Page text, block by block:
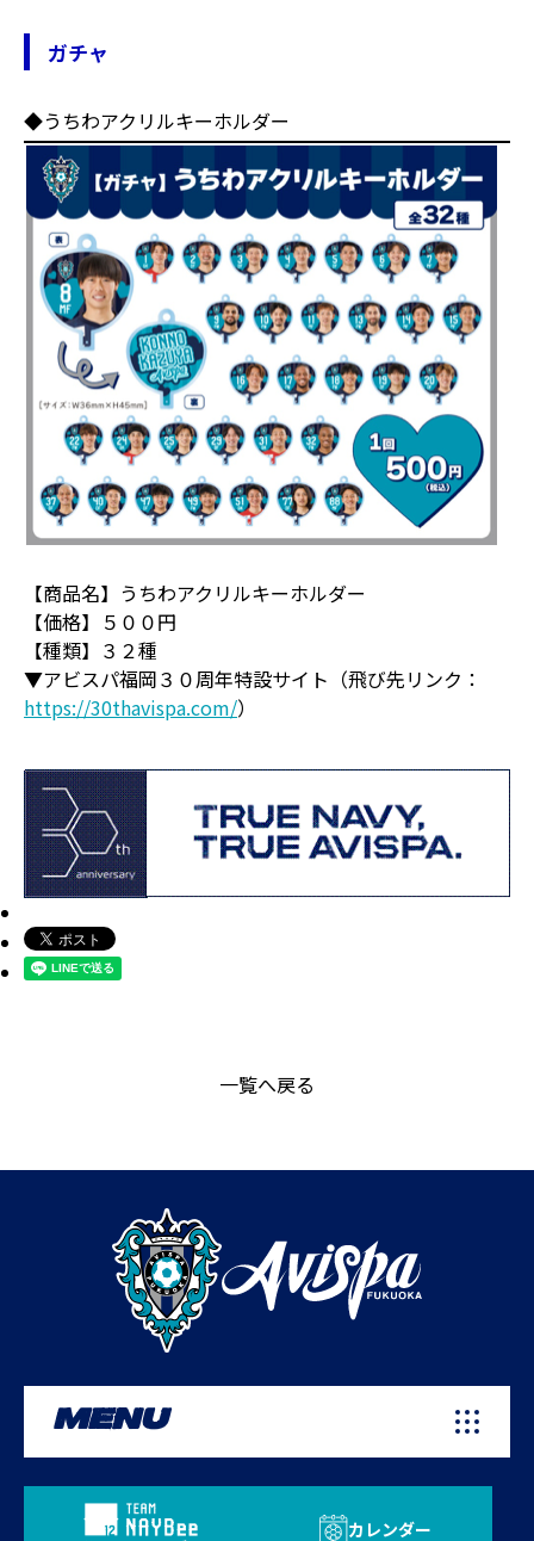
ガチャ
◆うちわアクリルキーホルダー
【商品名】うちわアクリルキーホルダー
【価格】５００円
【種類】３２種
▼アビスパ福岡３０周年特設サイト（飛び先リンク：
https://30thavispa.com/）
一覧へ戻る
MENU
カレンダー